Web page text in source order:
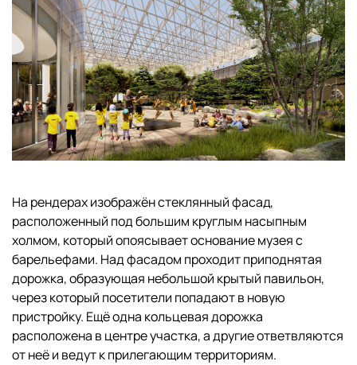
На рендерах изображён стеклянный фасад,
расположенный под большим круглым насыпным
холмом, который опоясывает основание музея с
барельефами. Над фасадом проходит приподнятая
дорожка, образующая небольшой крытый павильон,
через который посетители попадают в новую
пристройку. Ещё одна кольцевая дорожка
расположена в центре участка, а другие ответвляются
от неё и ведут к прилегающим территориям.